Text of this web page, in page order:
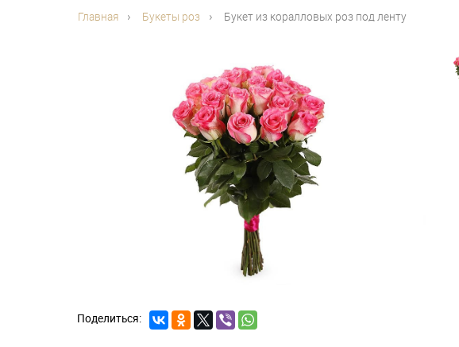
Главная Букеты роз Букет из коралловых роз под ленту